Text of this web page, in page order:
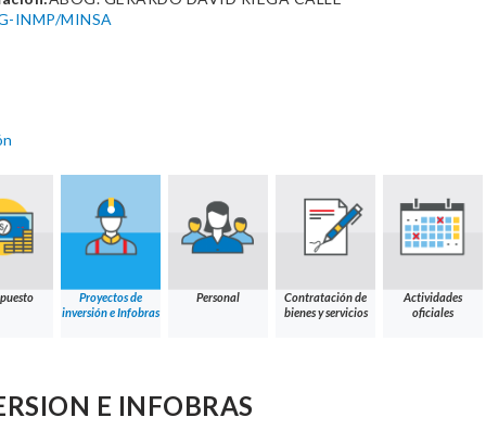
INMP/MINSA
Proyectos de
inversión e Infobras
Personal
Contratación de
bienes y servicios
Actividades
oficiales
E INFOBRAS